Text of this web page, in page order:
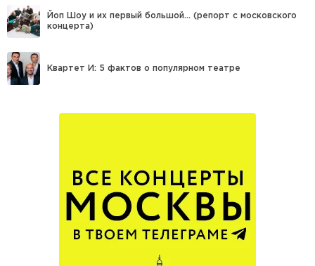
Йоп Шоу и их первый большой… (репорт с московского
концерта)
Квартет И: 5 фактов о популярном театре